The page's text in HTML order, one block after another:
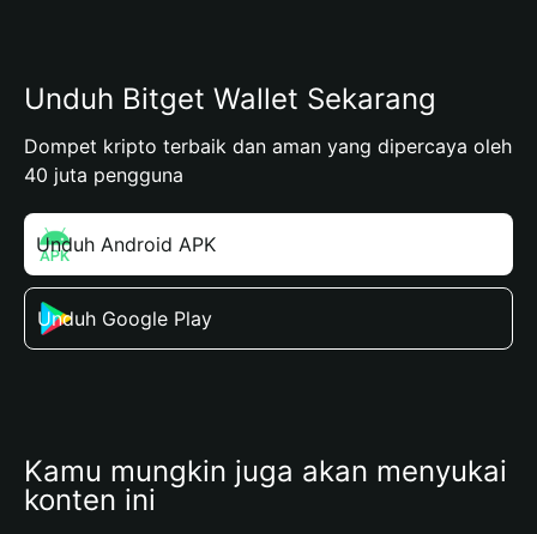
Unduh Bitget Wallet Sekarang
Dompet kripto terbaik dan aman yang dipercaya oleh
40 juta pengguna
Unduh Android APK
Unduh Google Play
Kamu mungkin juga akan menyukai
konten ini